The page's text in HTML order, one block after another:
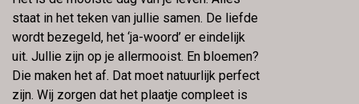
staat in het teken van jullie samen. De liefde
wordt bezegeld, het ‘ja-woord’ er eindelijk
uit. Jullie zijn op je allermooist. En bloemen?
Die maken het af. Dat moet natuurlijk perfect
zijn. Wij zorgen dat het plaatje compleet is